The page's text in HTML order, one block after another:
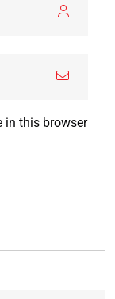
in this browser